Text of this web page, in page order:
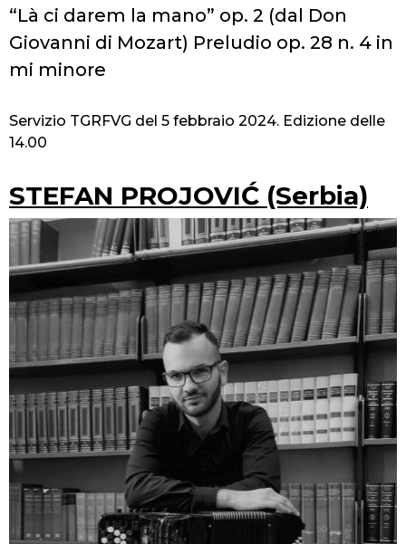
“Là ci darem la mano” op. 2 (dal Don
Giovanni di Mozart) Preludio op. 28 n. 4 in
mi minore
Servizio TGRFVG del 5 febbraio 2024. Edizione delle
14.00
STEFAN PROJOVIĆ (Serbia)